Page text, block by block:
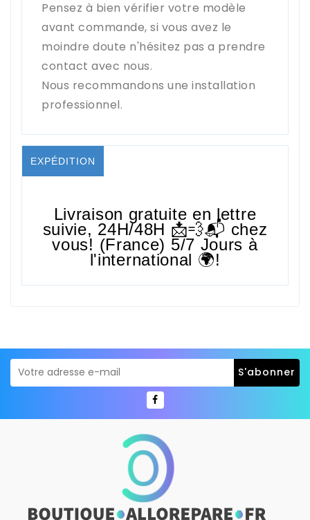
Pensez à bien vérifier votre modèle
avant commande, si vous avez le
moindre doute n'hésitez pas a prendre
contact avec nous.
Nous recommandons une installation
professionnel.
EXPÉDITION
Livraison gratuite en lettre
suivie, 24H/48H 📩💨📬 chez
vous! (France) 5/7 Jours à
l'international 🌍!